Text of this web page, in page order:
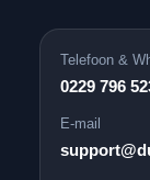
Telefoon &
0229 796
E-mail